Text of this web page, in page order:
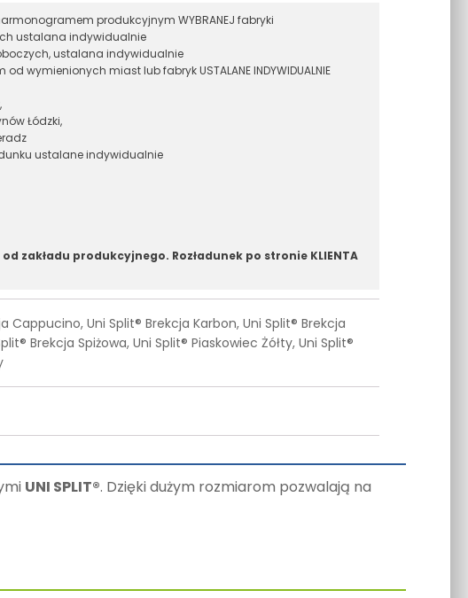
produkcyjnym WYBRANEJ fabryki
ustalana indywidualnie
ustalana indywidualnie
wymienionych miast lub fabryk USTALANE INDYWIDUALNIE
Łódzki,
ustalane indywidualnie
zakładu produkcyjnego. Rozładunek po stronie KLIENTA
Cappucino, Uni Split® Brekcja Karbon, Uni Split® Brekcja
Brekcja Spiżowa, Uni Split® Piaskowiec Żółty, Uni Split®
UNI SPLIT®. Dzięki dużym rozmiarom pozwalają na